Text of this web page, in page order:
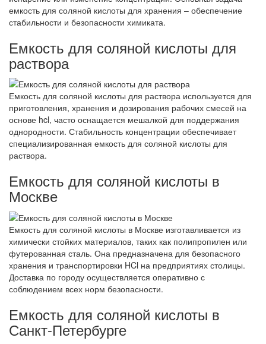
емкость для соляной кислоты для хранения – обеспечение
стабильности и безопасности химиката.
Емкость для соляной кислоты для
раствора
Емкость для соляной кислоты для раствора используется для
приготовления, хранения и дозирования рабочих смесей на
основе hcl, часто оснащается мешалкой для поддержания
однородности. Стабильность концентрации обеспечивает
специализированная емкость для соляной кислоты для
раствора.
Емкость для соляной кислоты в
Москве
Емкость для соляной кислоты в Москве изготавливается из
химически стойких материалов, таких как полипропилен или
футерованная сталь. Она предназначена для безопасного
хранения и транспортировки HCl на предприятиях столицы.
Доставка по городу осуществляется оперативно с
соблюдением всех норм безопасности.
Емкость для соляной кислоты в
Санкт-Петербурге